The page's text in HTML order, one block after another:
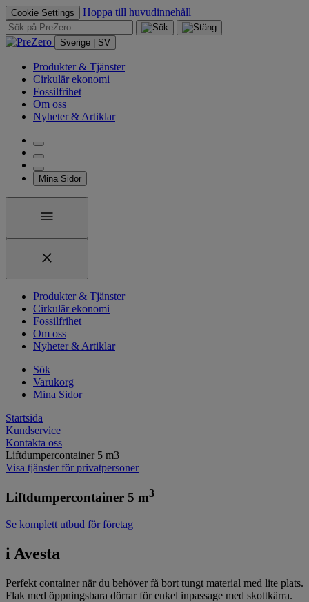
Cookie Settings Hoppa till huvudinnehåll
Sverige | SV
Produkter & Tjänster
Cirkulär ekonomi
Fossilfrihet
Om oss
Nyheter & Artiklar
Mina Sidor
Produkter & Tjänster
Cirkulär ekonomi
Fossilfrihet
Om oss
Nyheter & Artiklar
Sök
Varukorg
Mina Sidor
Startsida
Kundservice
Kontakta oss
Liftdumpercontainer 5 m3
Visa tjänster för privatpersoner
Liftdumpercontainer 5 m3
Se komplett utbud för företag
i Avesta
Perfekt container när du behöver få bort tungt material med lite plats.
Flak med öppningsbara dörrar för enkel inpassage med skottkärra.